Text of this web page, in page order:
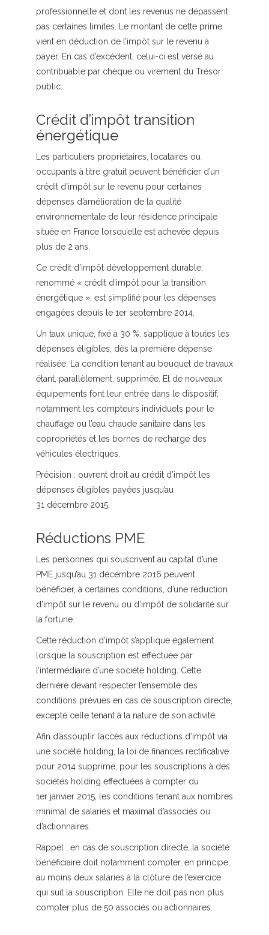
professionnelle et dont les revenus ne dépassent
pas certaines limites. Le montant de cette prime
vient en déduction de l’impôt sur le revenu à
payer. En cas d’excédent, celui-ci est versé au
contribuable par chèque ou virement du Trésor
public.
Crédit d’impôt transition
énergétique
Les particuliers propriétaires, locataires ou
occupants à titre gratuit peuvent bénéficier d’un
crédit d’impôt sur le revenu pour certaines
dépenses d’amélioration de la qualité
environnementale de leur résidence principale
située en France lorsqu’elle est achevée depuis
plus de 2 ans.
Ce crédit d’impôt développement durable,
renommé « crédit d’impôt pour la transition
énergétique », est simplifié pour les dépenses
engagées depuis le 1er septembre 2014.
Un taux unique, fixé à 30 %, s’applique à toutes les
dépenses éligibles, dès la première dépense
réalisée. La condition tenant au bouquet de travaux
étant, parallèlement, supprimée. Et de nouveaux
équipements font leur entrée dans le dispositif,
notamment les compteurs individuels pour le
chauffage ou l’eau chaude sanitaire dans les
copropriétés et les bornes de recharge des
véhicules électriques.
Précision : ouvrent droit au crédit d’impôt les
dépenses éligibles payées jusqu’au
31 décembre 2015.
Réductions PME
Les personnes qui souscrivent au capital d’une
PME jusqu’au 31 décembre 2016 peuvent
bénéficier, à certaines conditions, d’une réduction
d’impôt sur le revenu ou d’impôt de solidarité sur
la fortune.
Cette réduction d’impôt s’applique également
lorsque la souscription est effectuée par
l’intermédiaire d’une société holding. Cette
dernière devant respecter l’ensemble des
conditions prévues en cas de souscription directe,
excepté celle tenant à la nature de son activité.
Afin d’assouplir l’accès aux réductions d’impôt via
une société holding, la loi de finances rectificative
pour 2014 supprime, pour les souscriptions à des
sociétés holding effectuées à compter du
1er janvier 2015, les conditions tenant aux nombres
minimal de salariés et maximal d’associés ou
d’actionnaires.
Rappel : en cas de souscription directe, la société
bénéficiaire doit notamment compter, en principe,
au moins deux salariés à la clôture de l’exercice
qui suit la souscription. Elle ne doit pas non plus
compter plus de 50 associés ou actionnaires.